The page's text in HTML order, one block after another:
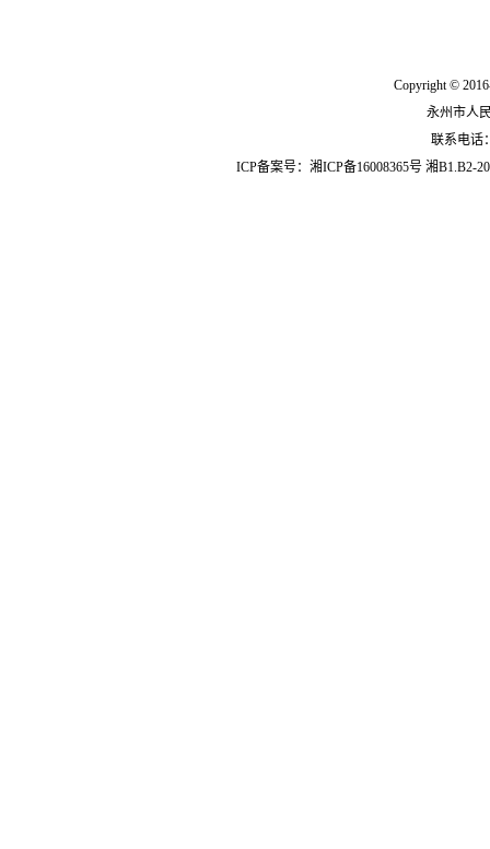
Copyright ©
永州市人
联系电话
ICP备案号： 湘ICP备16008365号 湘B1.B2-